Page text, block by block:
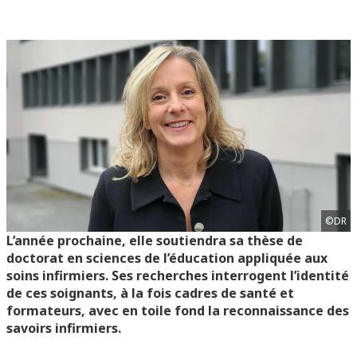
©DR
L’année prochaine, elle soutiendra sa thèse de
doctorat en sciences de l’éducation appliquée aux
soins infirmiers. Ses recherches interrogent l’identité
de ces soignants, à la fois cadres de santé et
formateurs, avec en toile fond la reconnaissance des
savoirs infirmiers.